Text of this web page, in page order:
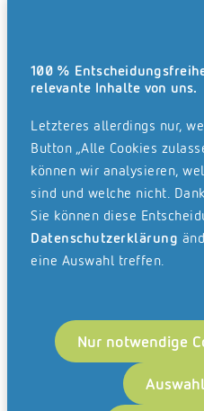
100 %
relevante Inhalte von uns.
Letzteres allerdings nur,
Button „Alle Cookies
können wir analysieren,
sind und welche nicht.
Sie können diese
Datenschutzerklärung
eine Auswahl treffen.
Nur notwendige
Zustimmung des
Gesetze zu Spezialgebieten
Gesetz trägt den Namen
Umsezungsgesetz
deutscher
komplex und schwer
sogar den nach der DSGVO
erwartet, dass einzelne
für EU-rechtswidrig erklärt
Halbzeit der
Anpassung der
umfassenden
Informationspflichten